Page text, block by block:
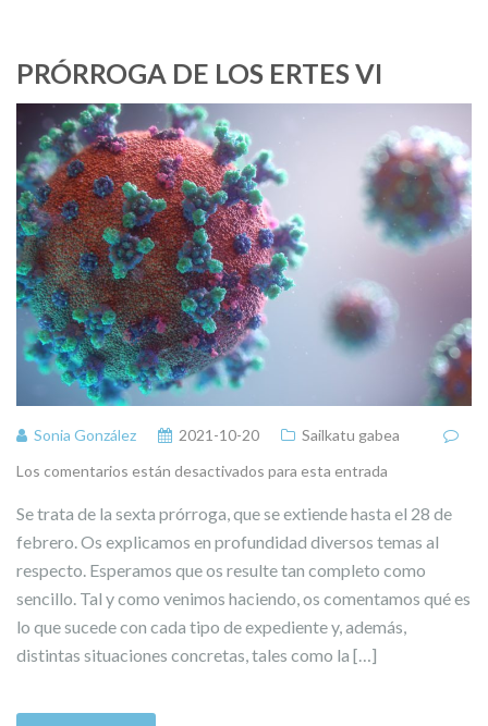
PRÓRROGA DE LOS ERTES VI
Sonia González 2021-10-20
Sailkatu gabea
Los comentarios están desactivados para esta entrada
Se trata de la sexta prórroga, que se extiende hasta el 28 de
febrero. Os explicamos en profundidad diversos temas al
respecto. Esperamos que os resulte tan completo como
sencillo. Tal y como venimos haciendo, os comentamos qué es
lo que sucede con cada tipo de expediente y, además,
distintas situaciones concretas, tales como la […]